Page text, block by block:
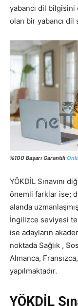
yabancı dil
olan bir yabancı dil
%100 Başarı Garantili
YÖKDİL Sınavını
önemli farklar ise;
alanda
İngilizce seviyesi
ise adayların
noktada Sağlık ,
Almanca,
yapılmaktadır.
YÖKDİL